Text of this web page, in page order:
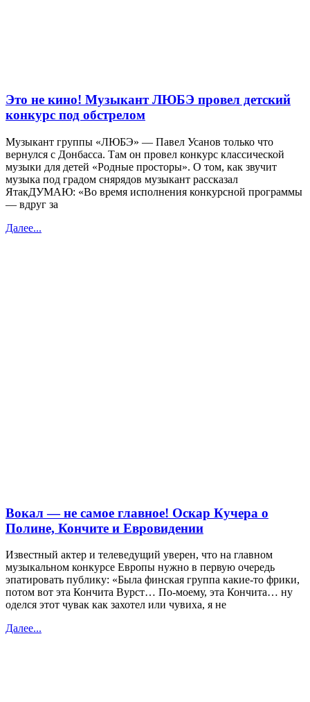
Это не кино! Музыкант ЛЮБЭ провел детский
конкурс под обстрелом
Музыкант группы «ЛЮБЭ» — Павел Усанов только что
вернулся с Донбасса. Там он провел конкурс классической
музыки для детей «Родные просторы». О том, как звучит
музыка под градом снярядов музыкант рассказал
ЯтакДУМАЮ: «Во время исполнения конкурсной программы
— вдруг за
Далее...
Вокал — не самое главное! Оскар Кучера о
Полине, Кончите и Евровидении
Известный актер и телеведущий уверен, что на главном
музыкальном конкурсе Европы нужно в первую очередь
эпатировать публику: «Была финская группа какие-то фрики,
потом вот эта Кончита Вурст… По-моему, эта Кончита… ну
оделся этот чувак как захотел или чувиха, я не
Далее...